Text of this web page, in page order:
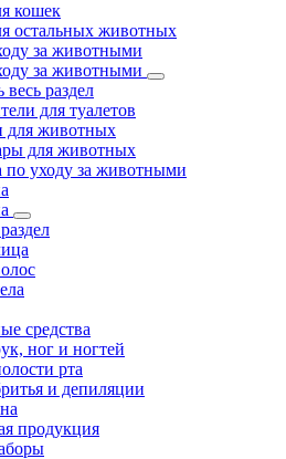
кошек
остальных животных
за животными
за животными
весь раздел
для туалетов
для животных
для животных
по уходу за животными
средства
ног и ногтей
рта
и депиляции
продукция